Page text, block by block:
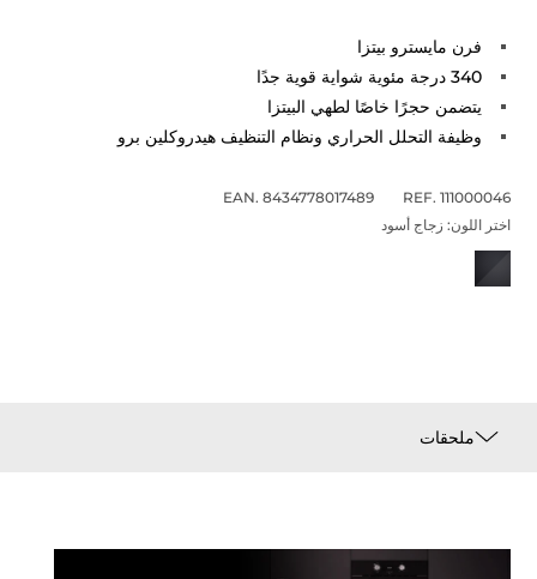
فرن مايسترو بيتزا
340 درجة مئوية شواية قوية جدًا
يتضمن حجرًا خاصًا لطهي البيتزا
وظيفة التحلل الحراري ونظام التنظيف هيدروكلين برو
REF. 111000046
EAN. 8434778017489
اختر اللون: زجاج أسود
ملحقات